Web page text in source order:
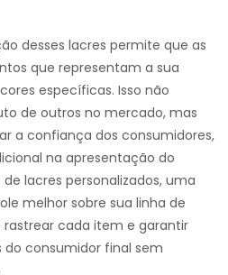
desses lacres permite que as
que representam a sua
específicas. Isso não
de outros no mercado, mas
a confiança dos consumidores,
na apresentação do
lacres personalizados, uma
melhor sobre sua linha de
rastrear cada item e garantir
consumidor final sem